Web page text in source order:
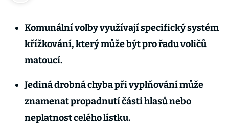
Komunální volby využívají specifický systém
křížkování, který může být pro řadu voličů
matoucí.
Jediná drobná chyba při vyplňování může
znamenat propadnutí části hlasů nebo
neplatnost celého lístku.